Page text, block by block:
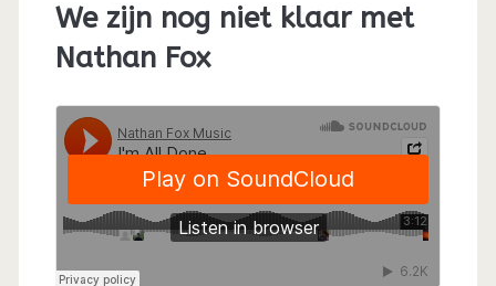
We zijn nog niet klaar met
Nathan Fox